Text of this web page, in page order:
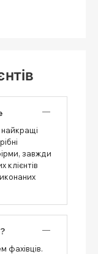
завжди
клієнтів
фахівців.